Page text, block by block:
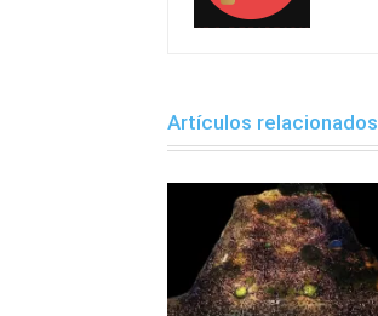
Artículos relacionados